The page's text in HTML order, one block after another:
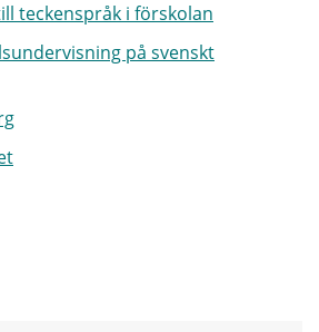
teckenspråk i förskolan
på svenskt